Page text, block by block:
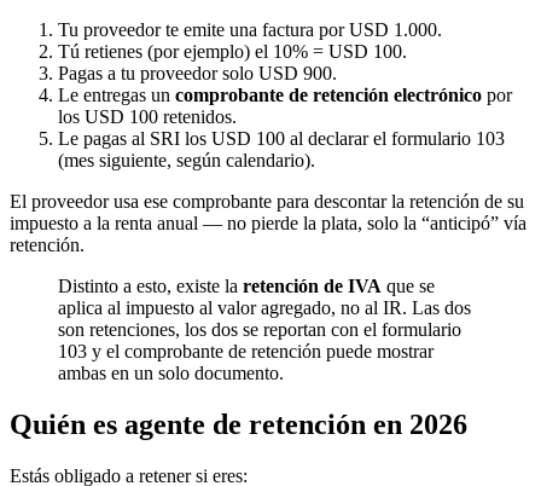
Tu proveedor te emite una factura por USD 1.000.
Tú retienes (por ejemplo) el 10% = USD 100.
Pagas a tu proveedor solo USD 900.
Le entregas un comprobante de retención electrónico por
los USD 100 retenidos.
Le pagas al SRI los USD 100 al declarar el formulario 103
(mes siguiente, según calendario).
El proveedor usa ese comprobante para descontar la retención de su
impuesto a la renta anual — no pierde la plata, solo la “anticipó” vía
retención.
Distinto a esto, existe la retención de IVA que se
aplica al impuesto al valor agregado, no al IR. Las dos
son retenciones, los dos se reportan con el formulario
103 y el comprobante de retención puede mostrar
ambas en un solo documento.
Quién es agente de retención en 2026
Estás obligado a retener si eres: